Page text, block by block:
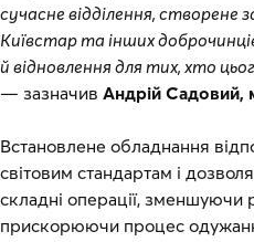
сучасне відділення, створене
Київстар та інших
й відновлення для тих, хто
— зазначив Андрій Садовий,
Встановлене обладнання
світовим стандартам і
складні операції, зменшуючи
прискорюючи процес